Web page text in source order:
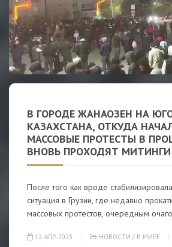
В ГОРОДЕ ЖАНАОЗЕН НА
КАЗАХСТАНА, ОТКУДА
МАССОВЫЕ ПРОТЕСТЫ В
ВНОВЬ ПРОХОДЯТ МИТИНГИ
После того как вроде
ситуация в Грузии, где недавно
массовых протестов, очередным
12-АПР-2023 НОВОСТИ / В МИРЕ